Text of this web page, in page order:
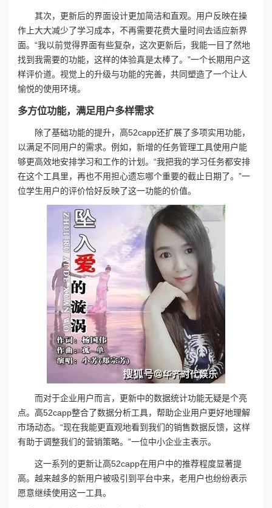
其次，更新后的界面设计更加简洁和直观。用户反映在操
作上大大减少了学习成本，不再需要花费大量时间去适应新界
面。“我以前觉得界面有些复杂，这次更新后，我能一目了然地
找到我需要的功能，这样的体验真是太棒了。”一个长期用户这
样评价道。视觉上的升级与功能的完善，共同塑造了一个让人
愉悦的使用环境。
多方位功能，满足用户多样需求
除了基础功能的提升，高52capp还扩展了多项实用功能，
以满足不同用户的需求。例如，新增的任务管理工具使用户能
够更高效地安排学习和工作的计划。“我把我的学习任务都安排
在这个工具里，再也不用担心遗忘哪个重要的截止日期了。”一
位学生用户的评价恰好反映了这一功能的价值。
而对于企业用户而言，更新中的数据统计功能无疑是个亮
点。高52capp整合了数据分析工具，帮助企业用户更好地理解
市场动态。“现在我能更直观地看到我们的销售数据反馈，这样
有助于调整我们的营销策略。”一位中小企业主表示。
这一系列的更新让高52capp在用户中的推荐程度显著提
高。越来越多的新用户被吸引到平台中来，老用户也纷纷表示
愿意继续使用这一工具。